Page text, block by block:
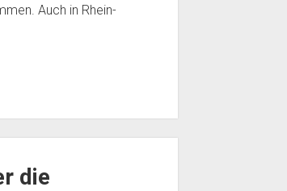
Auch in Rhein-
die